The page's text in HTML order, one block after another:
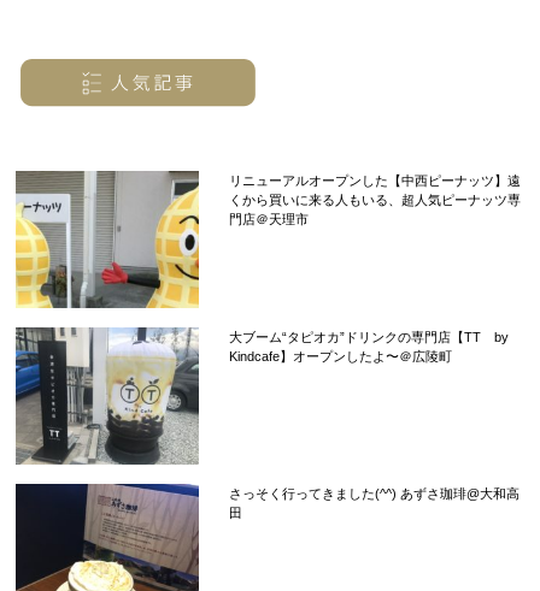
リニューアルオープンした【中西ピーナッツ】遠
くから買いに来る人もいる、超人気ピーナッツ専
門店＠天理市
大ブーム“タピオカ”ドリンクの専門店【TT by
Kindcafe】オープンしたよ〜＠広陵町
さっそく行ってきました(^^) あずさ珈琲@大和高
田